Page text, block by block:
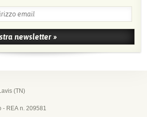
(TN)
- REA n. 209581